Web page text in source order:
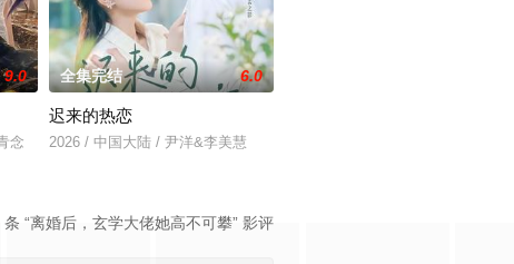
9.0
念
全集完结 6.0
迟来的热恋
2026 / 中国大陆 / 尹洋&李美慧
条 “离婚后，玄学大佬她高不可攀” 影评